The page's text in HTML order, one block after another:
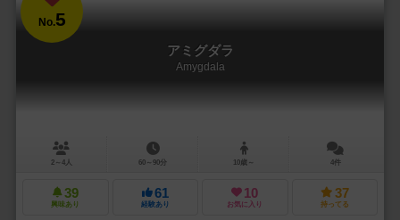
No.5
アミグダラ
Amygdala
2～4人 60～90分 10歳～ 4件
39
興味あり
61
経験あり
10
お気に入り
37
持ってる